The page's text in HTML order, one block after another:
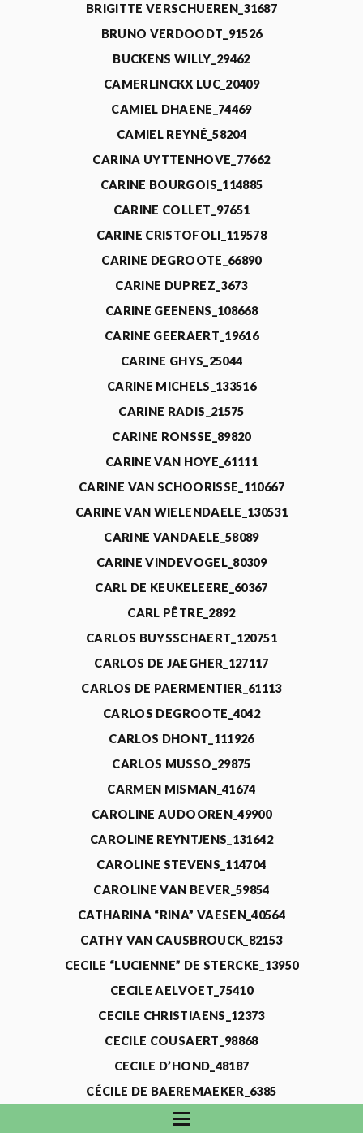
BRIGITTE VERSCHUEREN_31687
BRUNO VERDOODT_91526
BUCKENS WILLY_29462
CAMERLINCKX LUC_20409
CAMIEL DHAENE_74469
CAMIEL REYNÉ_58204
CARINA UYTTENHOVE_77662
CARINE BOURGOIS_114885
CARINE COLLET_97651
CARINE CRISTOFOLI_119578
CARINE DEGROOTE_66890
CARINE DUPREZ_3673
CARINE GEENENS_108668
CARINE GEERAERT_19616
CARINE GHYS_25044
CARINE MICHELS_133516
CARINE RADIS_21575
CARINE RONSSE_89820
CARINE VAN HOYE_61111
CARINE VAN SCHOORISSE_110667
CARINE VAN WIELENDAELE_130531
CARINE VANDAELE_58089
CARINE VINDEVOGEL_80309
CARL DE KEUKELEERE_60367
CARL PÊTRE_2892
CARLOS BUYSSCHAERT_120751
CARLOS DE JAEGHER_127117
CARLOS DE PAERMENTIER_61113
CARLOS DEGROOTE_4042
CARLOS DHONT_111926
CARLOS MUSSO_29875
CARMEN MISMAN_41674
CAROLINE AUDOOREN_49900
CAROLINE REYNTJENS_131642
CAROLINE STEVENS_114704
CAROLINE VAN BEVER_59854
CATHARINA “RINA” VAESEN_40564
CATHY VAN CAUSBROUCK_82153
CECILE “LUCIENNE” DE STERCKE_13950
CECILE AELVOET_75410
CECILE CHRISTIAENS_12373
CECILE COUSAERT_98868
CECILE D’HOND_48187
CÉCILE DE BAEREMAEKER_6385
CECILE DE WAELE_4731